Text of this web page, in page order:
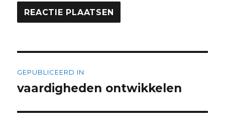
navigatie
GEPUBLICEERD IN
vaardigheden ontwikkelen